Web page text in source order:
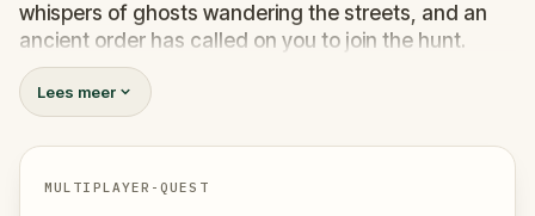
whispers of ghosts wandering the streets, and an
ancient order has called on you to join the hunt.
Armed with a mysterious device that detects the
supernatural, you must uncover the truth behind ten
wandering spirits. Some are harmless, lost between
worlds…one hides a dark purpose, plotting to
unleash terror on the living.
Lees meer
MULTIPLAYER-QUEST